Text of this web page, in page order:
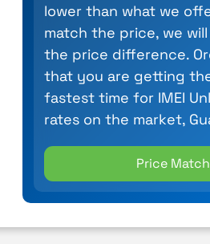
lower than what we
match the price, we
the price difference.
that you are getting
fastest time for IMEI
rates on the market,
Price